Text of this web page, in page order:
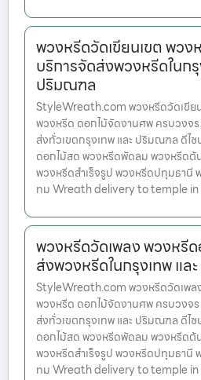
พวงหรีดวัดเขียนเขต พวง
บริการจัดส่งพวงหรีดในกรุ
ปริมณฑล
StyleWreath.com พวงหรีดวัดเขีย
พวงหรีด ดอกไม้จัดงานศพ ครบวงจ
ส่งทั่วเขตกรุงเทพ และ ปริมณฑล ดีไ
ดอกไม้สด พวงหรีดพัดลม พวงหรีดต้
พวงหรีดสำเร็จรูป พวงหรีดปทุมธา
ทม Wreath delivery to temple
พวงหรีดวัดเพลง พวงหรี
ส่งพวงหรีดในกรุงเทพ แ
StyleWreath.com พวงหรีดวัดเพล
พวงหรีด ดอกไม้จัดงานศพ ครบวงจ
ส่งทั่วเขตกรุงเทพ และ ปริมณฑล ดีไ
ดอกไม้สด พวงหรีดพัดลม พวงหรีดต้
พวงหรีดสำเร็จรูป พวงหรีดปทุมธา
ทม Wreath delivery to temple